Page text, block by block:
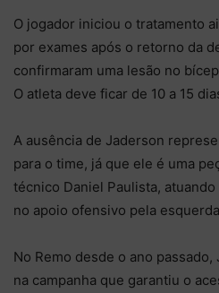
O jogador iniciou o tratamento
por exames após o retorno da
confirmaram uma lesão no
O atleta deve ficar de 10 a 15
A ausência de Jaderson
para o time, já que ele é uma
técnico Daniel Paulista,
no apoio ofensivo pela
No Remo desde o ano
na campanha que garantiu o